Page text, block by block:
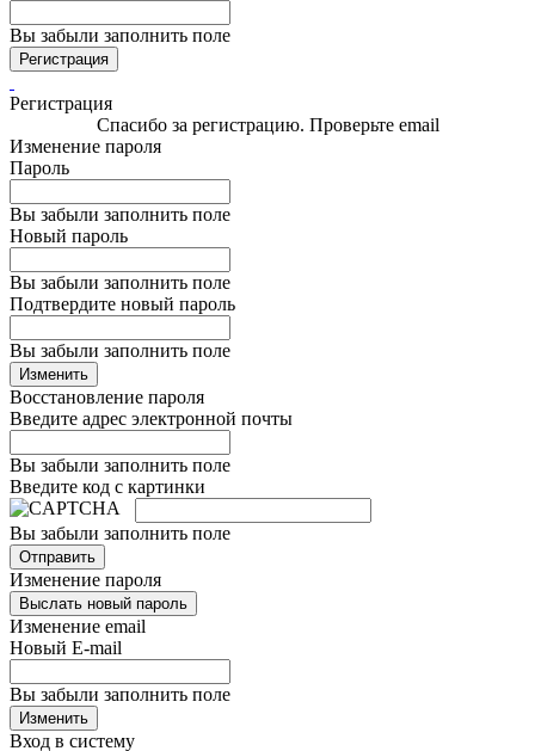
Вы забыли заполнить поле
Регистрация
Регистрация
Спасибо за регистрацию. Проверьте email
Изменение пароля
Пароль
Вы забыли заполнить поле
Новый пароль
Вы забыли заполнить поле
Подтвердите новый пароль
Вы забыли заполнить поле
Изменить
Восстановление пароля
Введите адрес электронной почты
Вы забыли заполнить поле
Введите код с картинки
Вы забыли заполнить поле
Отправить
Изменение пароля
Выслать новый пароль
Изменение email
Новый E-mail
Вы забыли заполнить поле
Изменить
Вход в систему